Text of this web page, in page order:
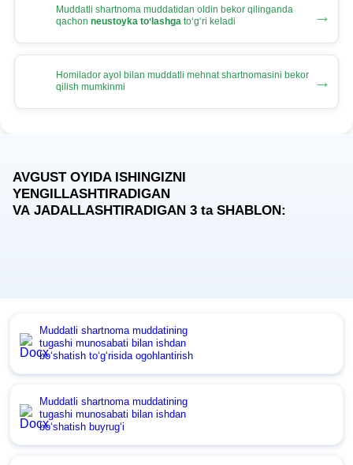
Muddatli shartnoma muddatidan oldin bekor qilinganda
qachon neustoyka toʻlashga toʻgʻri keladi →
Homilador ayol bilan muddatli mehnat shartnomasini bekor
qilish mumkinmi
→
AVGUST OYIDA ISHINGIZNI
YENGILLASHTIRADIGAN
VA JADALLASHTIRADIGAN 3 taSHABLON:
Muddatli shartnoma muddatining
tugashi munosabati bilan ishdan
boʻshatish toʻgʻrisida ogohlantirish
Muddatli shartnoma muddatining
tugashi munosabati bilan ishdan
boʻshatish buyrugʻi